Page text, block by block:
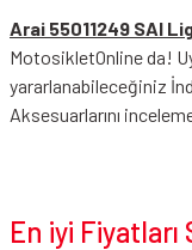
Arai 55011249 SAI
MotosikletOnline da!
yararlanabileceğiniz
Aksesuarlarını
En iyi